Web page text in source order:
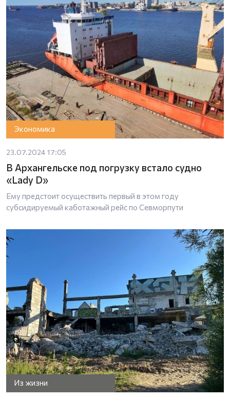
Экономика
23.07.2024 17:05
В Архангельске под погрузку встало судно
«Lady D»
Ему предстоит осуществить первый в этом году
субсидируемый каботажный рейс по Севморпути
Из жизни